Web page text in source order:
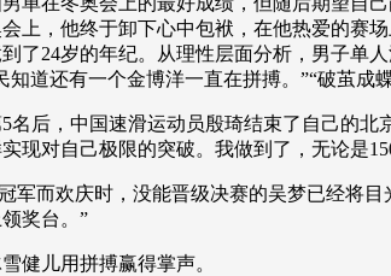
上，他终于卸下心中包袱，在他热爱的
了24岁的年纪。从理性层面分析，男子
道还有一个金博洋一直在拼搏。”“破茧成
后，中国速滑运动员殷琦结束了自己的北
对自己极限的突破。我做到了，无论是
而欢庆时，没能晋级决赛的吴梦已经将目
奖台。”
儿用拼搏赢得掌声。